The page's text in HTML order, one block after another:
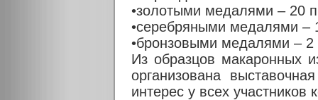
•золотыми медалями – 20
•серебряными медалями –
•бронзовыми медалями – 2
Из образцов макаронных
организована
интерес у всех участников